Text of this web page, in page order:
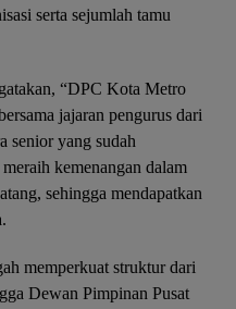
serta sejumlah tamu
“DPC Kota Metro
jajaran pengurus dari
senior yang sudah
kemenangan dalam
sehingga mendapatkan
memperkuat struktur dari
Dewan Pimpinan Pusat